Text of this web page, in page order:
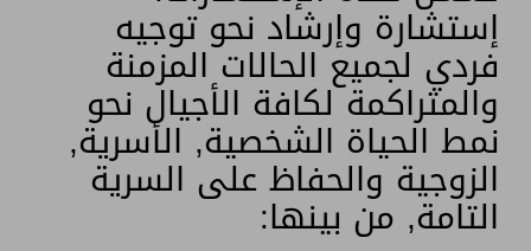
إستشارة وإرشاد نحو توجيه
فردي لجميع الحالات المزمنة
والمتراكمة لكافة الأجيال نحو
نمط الحياة الشخصية, الأسرية,
الزوجية والحفاظ على السرية
التامة, من بينها: